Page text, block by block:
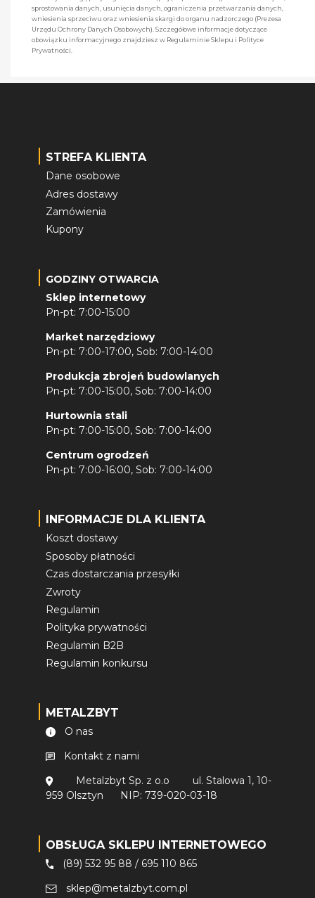
sprostowania danych, usunięcia danych, ograniczenia przetwarzania danych,
wniesienia sprzeciwu oraz wniesienia skargi do organu nadzorczego (Prezesa
Urzędu Ochrony Danych Osobowych). Szczegółowe informacje dotyczące
obowiązku informacyjnego znajdziesz w Regulaminie Sklepu i Polityce
Prywatności.
STREFA KLIENTA
Dane osobowe
Adres dostawy
Zamówienia
Kupony
GODZINY OTWARCIA
Sklep internetowy
Pn-pt: 7:00-15:00
Market narzędziowy
Pn-pt: 7:00-17:00, Sob: 7:00-14:00
Produkcja zbrojeń budowlanych
Pn-pt: 7:00-15:00, Sob: 7:00-14:00
Hurtownia stali
Pn-pt: 7:00-15:00, Sob: 7:00-14:00
Centrum ogrodzeń
Pn-pt: 7:00-16:00, Sob: 7:00-14:00
INFORMACJE DLA KLIENTA
Koszt dostawy
Sposoby płatności
Czas dostarczania przesyłki
Zwroty
Regulamin
Polityka prywatności
Regulamin B2B
Regulamin konkursu
METALZBYT
O nas
Kontakt z nami
Metalzbyt Sp. z o.o
ul. Stalowa 1, 10-
959 Olsztyn
NIP: 739-020-03-18
OBSŁUGA SKLEPU INTERNETOWEGO
(89) 532 95 88 / 695 110 865
sklep@metalzbyt.com.pl